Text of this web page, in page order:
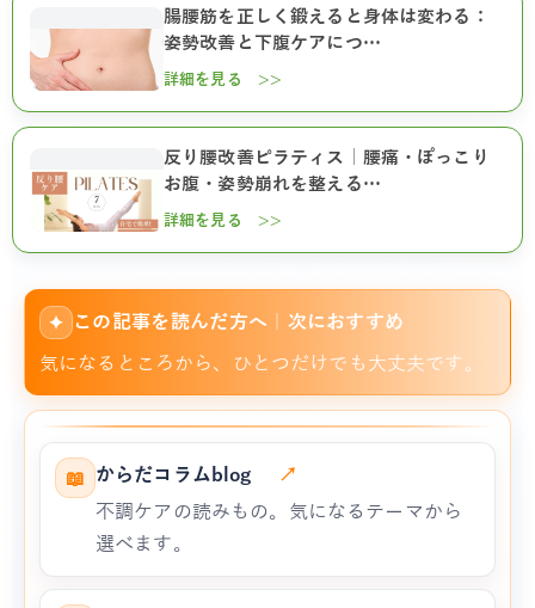
腸腰筋を正しく鍛えると身体は変わる：
姿勢改善と下腹ケアにつ…
詳細を見る >>
反り腰改善ピラティス｜腰痛・ぽっこり
お腹・姿勢崩れを整える…
詳細を見る >>
✦ この記事を読んだ方へ｜次におすすめ
気になるところから、ひとつだけでも大丈夫です。
📖 からだコラムblog
↗
不調ケアの読みもの。気になるテーマから
選べます。